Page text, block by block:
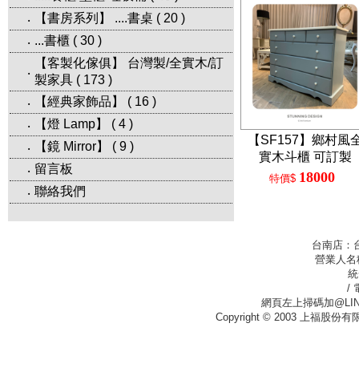
‧
【書房系列】 ....書桌 ( 20 )
‧ ...書櫃 ( 30 )
‧
【客製化傢俱】 台灣製/全實木/訂
製家具 ( 173 )
‧
【經典家飾品】 ( 16 )
‧
【燈 Lamp】 ( 4 )
‧
【鏡 Mirror】 ( 9 )
‧ 留言板
‧ 聯絡我們
【SF157】鄉村風
實木斗櫃 可訂製
特價$ 18000
台南店：
營業人
/
網頁左上掃碼加
Copyright © 2003 上福股份有